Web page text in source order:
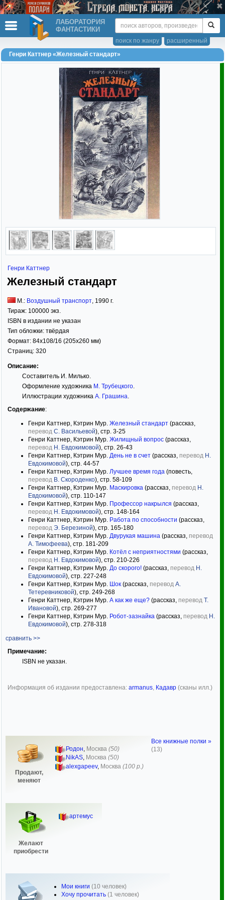
ЛАБОРАТОРИЯ
ФАНТАСТИКИ
расширенный
поиск по жанру
Генри Каттнер «Железный стандарт»
Генри Каттнер
Железный стандарт
М.: Воздушный транспорт, 1990 г.
Тираж: 100000 экз.
ISBN в издании не указан
Тип обложки: твёрдая
Формат: 84x108/16 (205x260 мм)
Страниц: 320
Описание:
Составитель И. Милько.
Оформление художника М. Трубецкого.
Иллюстрации художника А. Грашина.
Содержание:
Генри Каттнер, Кэтрин Мур. Железный стандарт (рассказ,
перевод С. Васильевой), стр. 3-25
Генри Каттнер, Кэтрин Мур. Жилищный вопрос (рассказ,
перевод Н. Евдокимовой), стр. 26-43
Генри Каттнер, Кэтрин Мур. День не в счет (рассказ, перевод Н.
Евдокимовой), стр. 44-57
Генри Каттнер, Кэтрин Мур. Лучшее время года (повесть,
перевод В. Скороденко), стр. 58-109
Генри Каттнер, Кэтрин Мур. Маскировка (рассказ, перевод Н.
Евдокимовой), стр. 110-147
Генри Каттнер, Кэтрин Мур. Профессор накрылся (рассказ,
перевод Н. Евдокимовой), стр. 148-164
Генри Каттнер, Кэтрин Мур. Работа по способности (рассказ,
перевод Э. Березиной), стр. 165-180
Генри Каттнер, Кэтрин Мур. Двурукая машина (рассказ, перевод
А. Тимофеева), стр. 181-209
Генри Каттнер, Кэтрин Мур. Котёл с неприятностями (рассказ,
перевод Н. Евдокимовой), стр. 210-226
Генри Каттнер, Кэтрин Мур. До скорого! (рассказ, перевод Н.
Евдокимовой), стр. 227-248
Генри Каттнер, Кэтрин Мур. Шок (рассказ, перевод А.
Тетеревниковой), стр. 249-268
Генри Каттнер, Кэтрин Мур. А как же еще? (рассказ, перевод Т.
Ивановой), стр. 269-277
Генри Каттнер, Кэтрин Мур. Робот-зазнайка (рассказ, перевод Н.
Евдокимовой), стр. 278-318
сравнить >>
Примечание:
ISBN не указан.
Информация об издании предоставлена: armanus, Кадавр (сканы илл.)
Продают,
меняют
Родон, Москва (50)
NikAS, Москва (50)
alexgapeev, Москва (100 р.)
Желают
приобрести
артемус
Мои книги (10 человек)
Хочу прочитать (1 человек)
Все книжные полки »
(13)